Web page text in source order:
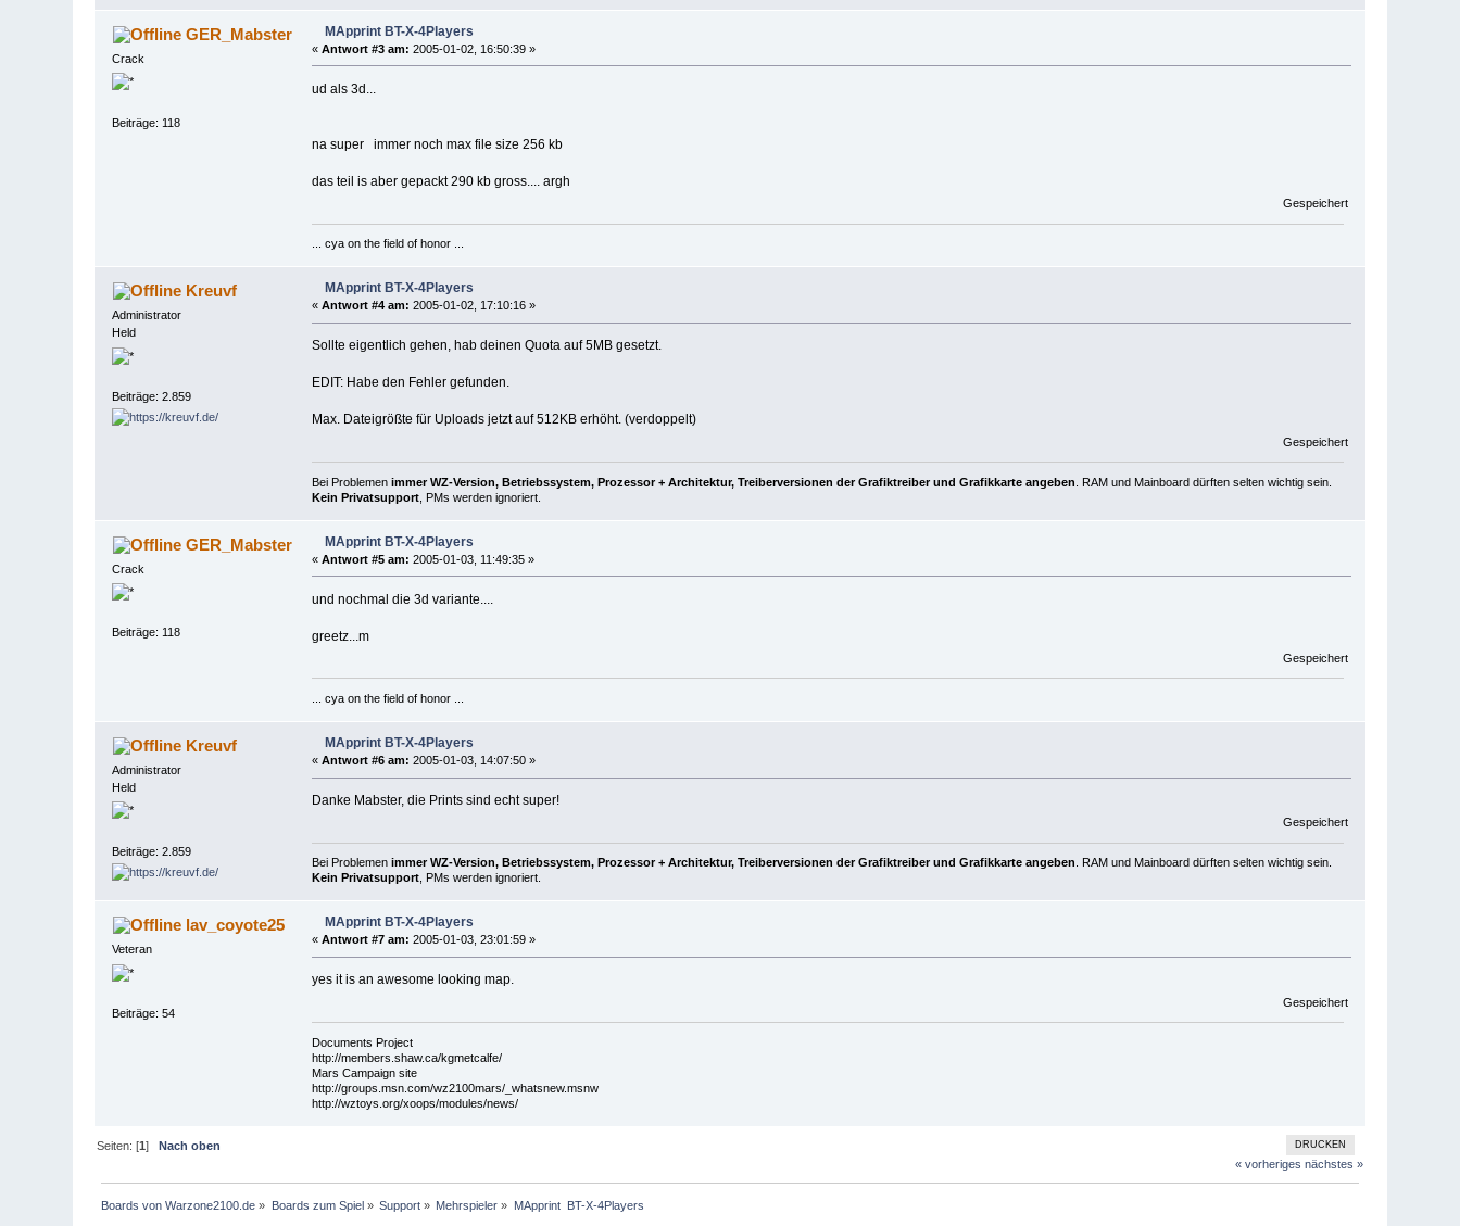
GER_Mabster
Crack
Beiträge: 118
MApprint BT-X-4Players
« Antwort #3 am: 2005-01-02, 16:50:39 »
ud als 3d...
na super immer noch max file size 256 kb
das teil is aber gepackt 290 kb gross.... argh
Gespeichert
... cya on the field of honor ...
Kreuvf
Administrator
Held
Beiträge: 2.859
MApprint BT-X-4Players
« Antwort #4 am: 2005-01-02, 17:10:16 »
Sollte eigentlich gehen, hab deinen Quota auf 5MB gesetzt.
EDIT: Habe den Fehler gefunden.
Max. Dateigrößte für Uploads jetzt auf 512KB erhöht. (verdoppelt)
Gespeichert
Bei Problemen immer WZ-Version, Betriebssystem, Prozessor + Architektur, Treiberversionen der Grafiktreiber und Grafikkarte angeben . RAM und Mainboard dürften selten wichtig sein.
Kein Privatsupport, PMs werden ignoriert.
GER_Mabster
Crack
Beiträge: 118
MApprint BT-X-4Players
« Antwort #5 am: 2005-01-03, 11:49:35 »
und nochmal die 3d variante....
greetz...m
Gespeichert
... cya on the field of honor ...
Kreuvf
Administrator
Held
Beiträge: 2.859
MApprint BT-X-4Players
« Antwort #6 am: 2005-01-03, 14:07:50 »
Danke Mabster, die Prints sind echt super!
Gespeichert
Bei Problemen immer WZ-Version, Betriebssystem, Prozessor + Architektur, Treiberversionen der Grafiktreiber und Grafikkarte angeben. RAM und Mainboard dürften selten wichtig sein.
Kein Privatsupport, PMs werden ignoriert.
lav_coyote25
Veteran
Beiträge: 54
MApprint BT-X-4Players
« Antwort #7 am: 2005-01-03, 23:01:59 »
yes it is an awesome looking map.
Gespeichert
Documents Project
http://members.shaw.ca/kgmetcalfe/
Mars Campaign site
http://groups.msn.com/wz2100mars/_whatsnew.msnw
http://wztoys.org/xoops/modules/news/
DRUCKEN
Seiten: [1]Nach oben
« vorheriges nächstes »
Boards von Warzone2100.de » Boards zum Spiel» Support » Mehrspieler » MApprint  BT-X-4Players